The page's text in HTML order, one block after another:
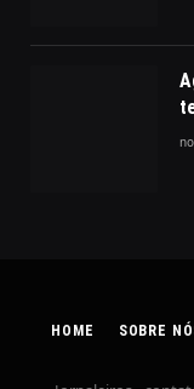
HOME SOBRE